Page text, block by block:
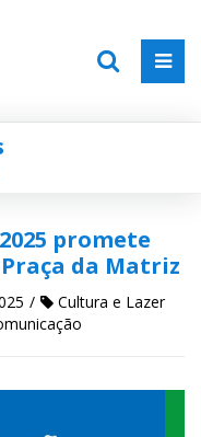
promete
da Matriz
Cultura e Lazer